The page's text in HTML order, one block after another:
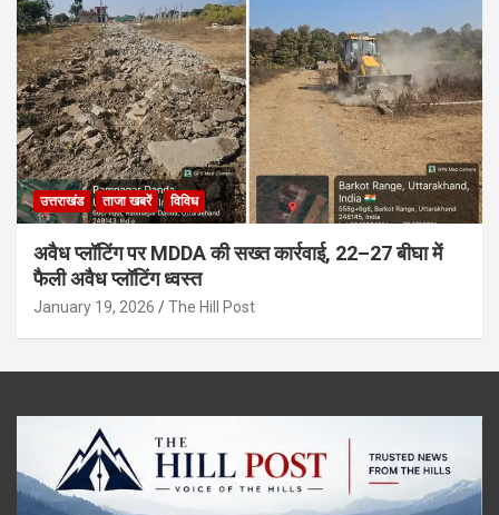
उत्तराखंड ताजा खबरें विविध
अवैध प्लॉटिंग पर MDDA की सख्त कार्रवाई, 22–27 बीघा में
फैली अवैध प्लॉटिंग ध्वस्त
January 19, 2026 The Hill Post